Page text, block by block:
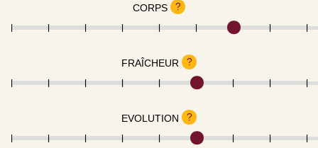
CORPS ?
FRAÎCHEUR ?
EVOLUTION ?